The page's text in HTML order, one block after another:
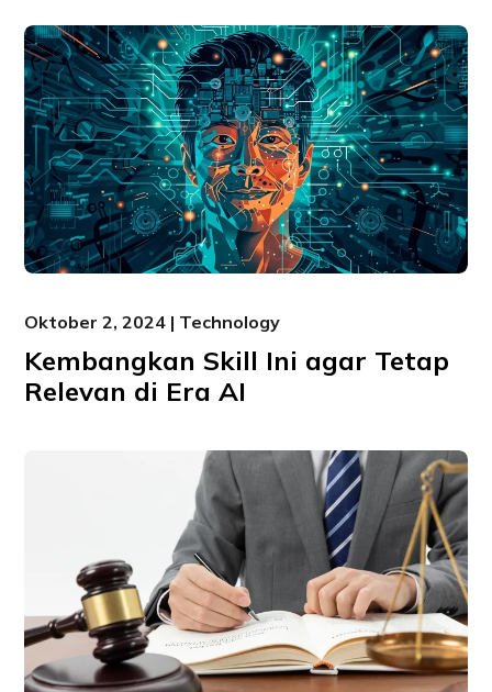
Oktober 2, 2024 | Technology
Kembangkan Skill Ini agar Tetap
Relevan di Era AI